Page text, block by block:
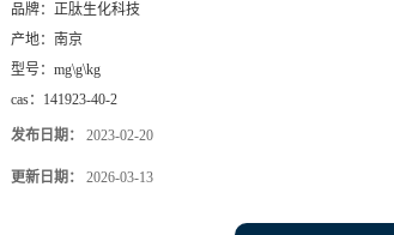
品牌： 正肽生化科技
产地： 南京
型号： mg\g\kg
cas： 141923-40-2
发布日期： 2023-02-20
更新日期： 2026-03-13